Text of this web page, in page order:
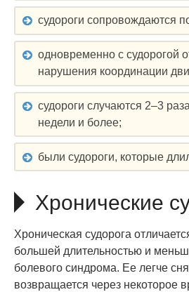
судороги сопровождаются
одновременно с судорогой
нарушения координации
судороги случаются 2–3
недели и более;
были судороги, которые
Хронические
Хроническая судорога
большей длительностью и
болевого синдрома. Ее легче
возвращается через некоторое